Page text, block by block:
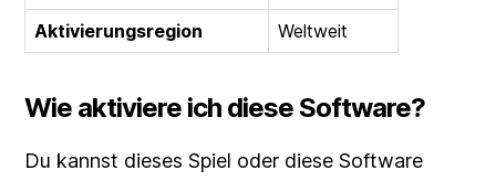
Aktivierungsregion Weltweit
Wie aktiviere ich diese Software?
Du kannst dieses Spiel oder diese Software